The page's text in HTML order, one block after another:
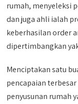
rumah, menyeleksi
dan juga ahli ialah
keberhasilan order
dipertimbangkan
Menciptakan satu
pencapaian
penyusunan rumah